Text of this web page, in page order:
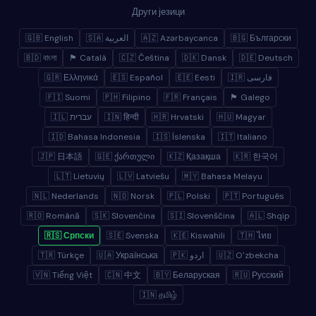
Други језици
🇬🇧 English 🇸🇦 العربية 🇦🇿 Azərbaycanca
🇧🇬 Български
🇧🇩 বাংলা
🏴 Català 🇨🇿 Čeština 🇩🇰 Dansk
🇩🇪 Deutsch
🇬🇷 Ελληνικά
🇪🇸 Español 🇪🇪 Eesti
🇮🇷 فارسی
🇫🇮 Suomi
🇵🇭 Filipino 🇫🇷 Français
🏴 Galego
🇮🇱 עברית
🇮🇳 हिन्दी 🇭🇷 Hrvatski
🇭🇺 Magyar
🇮🇩 Bahasa Indonesia
🇮🇸 Íslenska
🇮🇹 Italiano
🇯🇵 日本語
🇬🇪 ქართული 🇰🇿 Қазақша
🇰🇷 한국어
🇱🇹 Lietuvių
🇱🇻 Latviešu
🇲🇾 Bahasa Melayu
🇳🇱 Nederlands
🇳🇴 Norsk 🇵🇱 Polski
🇵🇹 Português
🇷🇴 Română
🇸🇰 Slovenčina 🇸🇮 Slovenščina
🇦🇱 Shqip
🇷🇸 Српски
🇸🇪 Svenska 🇰🇪 Kiswahili
🇹🇭 ไทย
🇹🇷 Türkçe
🇺🇦 Українська 🇵🇰 اردو
🇺🇿 Oʻzbekcha
🇻🇳 Tiếng Việt
🇨🇳 中文 🇧🇾 Беларуская
🇷🇺 Русский
🇮🇳 தமிழ்